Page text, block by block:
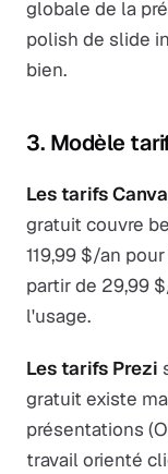
globale de la
polish de slide
bien.
3. Modèle
Les tarifs Canva
gratuit couvre
119,99 $/an
partir de 29,99
l'usage.
Les tarifs Prezi
gratuit existe
présentations
travail orienté